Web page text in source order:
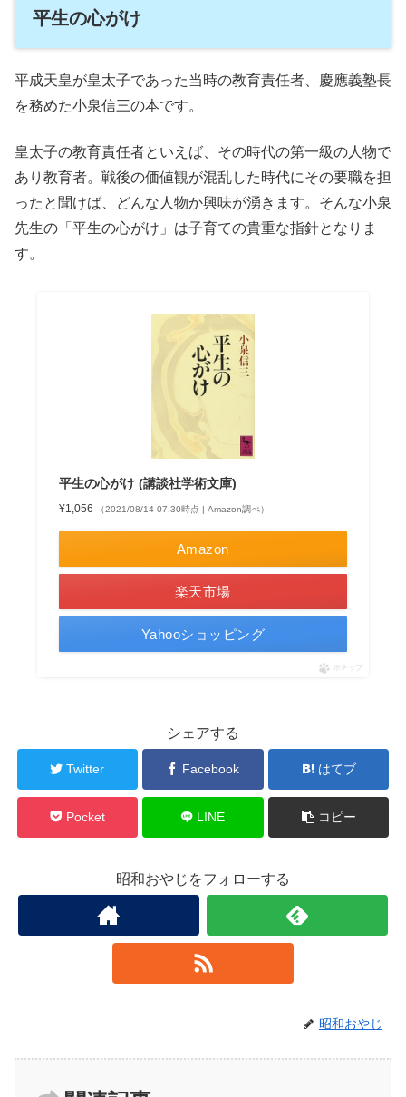
平生の心がけ
平成天皇が皇太子であった当時の教育責任者、慶應義塾長
を務めた小泉信三の本です。
皇太子の教育責任者といえば、その時代の第一級の人物で
あり教育者。戦後の価値観が混乱した時代にその要職を担
ったと聞けば、どんな人物か興味が湧きます。そんな小泉
先生の「平生の心がけ」は子育ての貴重な指針となりま
す。
平生の心がけ (講談社学術文庫)
¥1,056 （2021/08/14 07:30時点 | Amazon調べ）
Amazon
楽天市場
Yahooショッピング
ポチップ
シェアする
Twitter Facebook はてブ
Pocket LINE コピー
昭和おやじをフォローする
昭和おやじ